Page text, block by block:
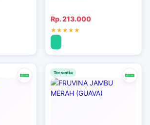
Rp. 213.000
Tersedia